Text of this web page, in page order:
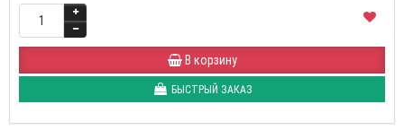
В корзину
БЫСТРЫЙ ЗАКАЗ